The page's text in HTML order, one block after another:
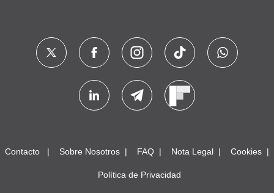
Contacto Sobre Nosotros FAQ Nota Legal Cookies
Política de Privacidad